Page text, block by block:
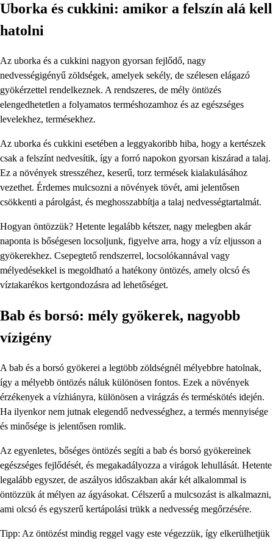
Uborka és cukkini: amikor a felszín alá kell
hatolni
Az uborka és a cukkini nagyon gyorsan fejlődő, nagy
nedvességigényű zöldségek, amelyek sekély, de szélesen elágazó
gyökérzettel rendelkeznek. A rendszeres, de mély öntözés
elengedhetetlen a folyamatos terméshozamhoz és az egészséges
levelekhez, termésekhez.
Az uborka és cukkini esetében a leggyakoribb hiba, hogy a kertészek
csak a felszínt nedvesítik, így a forró napokon gyorsan kiszárad a talaj.
Ez a növények stresszéhez, keserű, torz termések kialakulásához
vezethet. Érdemes mulcsozni a növények tövét, ami jelentősen
csökkenti a párolgást, és meghosszabbítja a talaj nedvességtartalmát.
Hogyan öntözzük? Hetente legalább kétszer, nagy melegben akár
naponta is bőségesen locsoljunk, figyelve arra, hogy a víz eljusson a
gyökerekhez. Csepegtető rendszerrel, locsolókannával vagy
mélyedésekkel is megoldható a hatékony öntözés, amely olcsó és
víztakarékos kertgondozásra ad lehetőséget.
Bab és borsó: mély gyökerek, nagyobb
vízigény
A bab és a borsó gyökerei a legtöbb zöldségnél mélyebbre hatolnak,
így a mélyebb öntözés náluk különösen fontos. Ezek a növények
érzékenyek a vízhiányra, különösen a virágzás és terméskötés idején.
Ha ilyenkor nem jutnak elegendő nedvességhez, a termés mennyisége
és minősége is jelentősen romlik.
Az egyenletes, bőséges öntözés segíti a bab és borsó gyökereinek
egészséges fejlődését, és megakadályozza a virágok lehullását. Hetente
legalább egyszer, de aszályos időszakban akár két alkalommal is
öntözzük át mélyen az ágyásokat. Célszerű a mulcsozást is alkalmazni,
ami olcsó és egyszerű kertápolási trükk a nedvesség megőrzésére.
Tipp: Az öntözést mindig reggel vagy este végezzük, így elkerülhetjük